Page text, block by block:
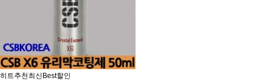
히트추천최신 Best할인